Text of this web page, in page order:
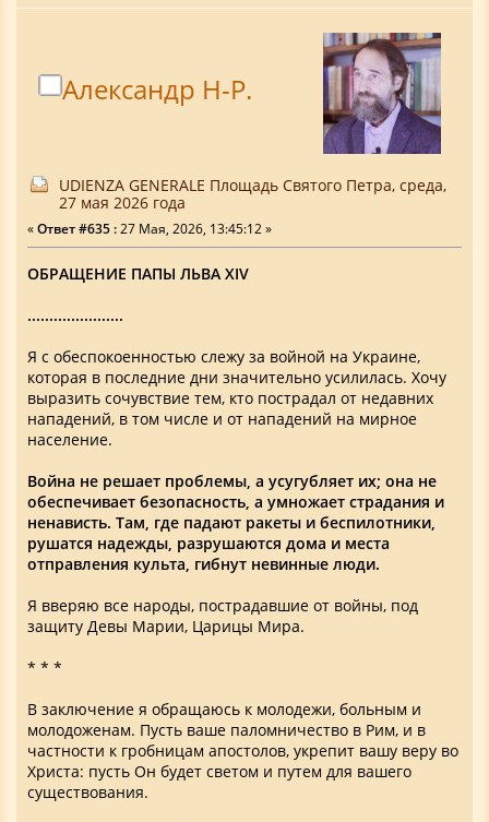
мнений. (Прочитано 391500 раз)
Александр Н-Р.
UDIENZA GENERALE Площадь Святого Петра, среда,
27 мая 2026 года
«Ответ #635 : 27 Мая, 2026, 13:45:12 »
ОБРАЩЕНИЕ ПАПЫ ЛЬВА XIV
......................
Я с обеспокоенностью слежу за войной на Украине,
которая в последние дни значительно усилилась. Хочу
выразить сочувствие тем, кто пострадал от недавних
нападений, в том числе и от нападений на мирное
население.
Война не решает проблемы, а усугубляет их; она не
обеспечивает безопасность, а умножает страдания и
ненависть. Там, где падают ракеты и беспилотники,
рушатся надежды, разрушаются дома и места
отправления культа, гибнут невинные люди.
Я вверяю все народы, пострадавшие от войны, под
защиту Девы Марии, Царицы Мира.
* * *
В заключение я обращаюсь к молодежи, больным и
молодоженам. Пусть ваше паломничество в Рим, и в
частности к гробницам апостолов, укрепит вашу веру во
Христа: пусть Он будет светом и путем для вашего
существования.